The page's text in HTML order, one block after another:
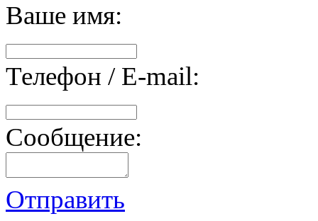
Ваше имя:
Телефон / E-mail:
Сообщение:
Отправить